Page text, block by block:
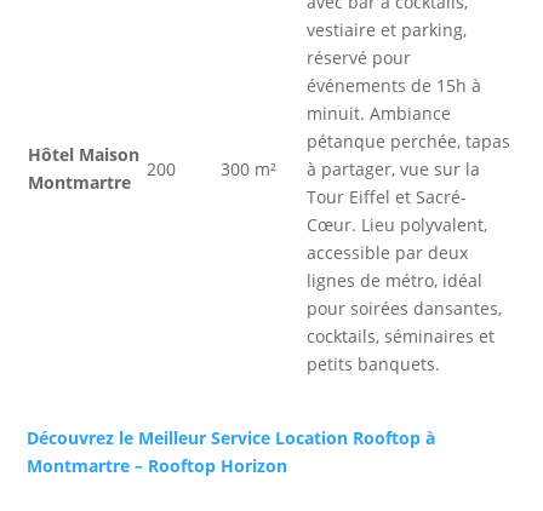
Hôtel Maison
Montmartre
200 300 m²
vestiaire et parking,
réservé pour
événements de 15h à
minuit. Ambiance
pétanque perchée, tapas
à partager, vue sur la
Tour Eiffel et Sacré-
Cœur. Lieu polyvalent,
accessible par deux
lignes de métro, idéal
pour soirées dansantes,
cocktails, séminaires et
petits banquets.
Découvrez le Meilleur Service Location Rooftop à
Montmartre – Rooftop Horizon